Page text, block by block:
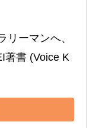
リーマンへ、
著書 (Voice K